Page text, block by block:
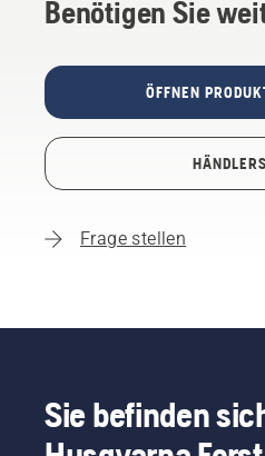
Benötigen Sie
ÖFFNEN
Frage stellen
Sie befinden